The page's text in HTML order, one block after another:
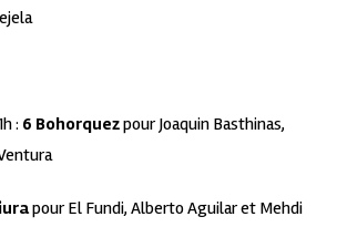
: 6 Bohorquezpour Joaquin Basthinas,
pour El Fundi, Alberto Aguilar et Mehdi